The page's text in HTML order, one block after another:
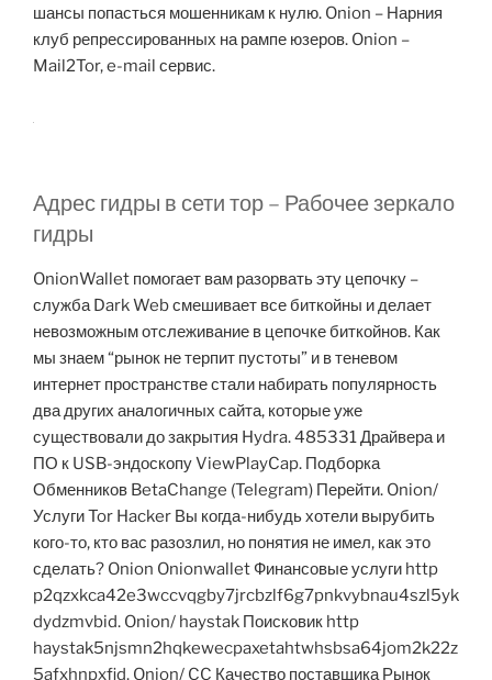
шансы попасться мошенникам к нулю. Onion – Нарния
клуб репрессированных на рампе юзеров. Onion –
Mail2Tor, e-mail сервис.
Адрес гидры в сети тор – Рабочее зеркало
гидры
OnionWallet помогает вам разорвать эту цепочку –
служба Dark Web смешивает все биткойны и делает
невозможным отслеживание в цепочке биткойнов. Как
мы знаем “рынок не терпит пустоты” и в теневом
интернет пространстве стали набирать популярность
два других аналогичных сайта, которые уже
существовали до закрытия Hydra. 485331 Драйвера и
ПО к USB-эндоскопу ViewPlayCap. Подборка
Обменников BetaChange (Telegram) Перейти. Onion/
Услуги Tor Hacker Вы когда-нибудь хотели вырубить
кого-то, кто вас разозлил, но понятия не имел, как это
сделать? Onion Onionwallet Финансовые услуги http
p2qzxkca42e3wccvqgby7jrcbzlf6g7pnkvybnau4szl5yk
dydzmvbid. Onion/ haystak Поисковик http
haystak5njsmn2hqkewecpaxetahtwhsbsa64jom2k22z
5afxhnpxfid. Onion/ CC Качество поставщика Рынок